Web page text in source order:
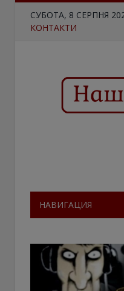
СУБОТА, 8 СЕРПНЯ
КОНТАКТИ
НАВИГАЦИЯ